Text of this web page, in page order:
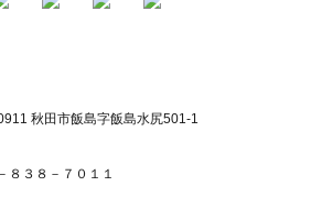
秋田市飯島字飯島水尻501-1
８３８－７０１１